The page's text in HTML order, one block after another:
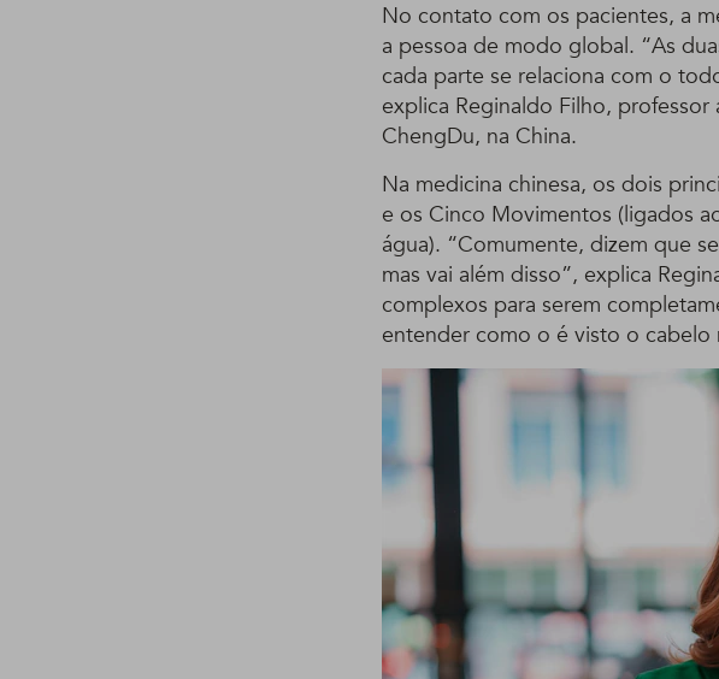
No contato com os pacientes, a
a pessoa de modo global. “As
cada parte se relaciona com o
explica Reginaldo Filho,
ChengDu, na China.
Na medicina chinesa, os dois
e os Cinco Movimentos (ligados
água). “Comumente, dizem que
mas vai além disso”, explica
complexos para serem
entender como o é visto o cabelo